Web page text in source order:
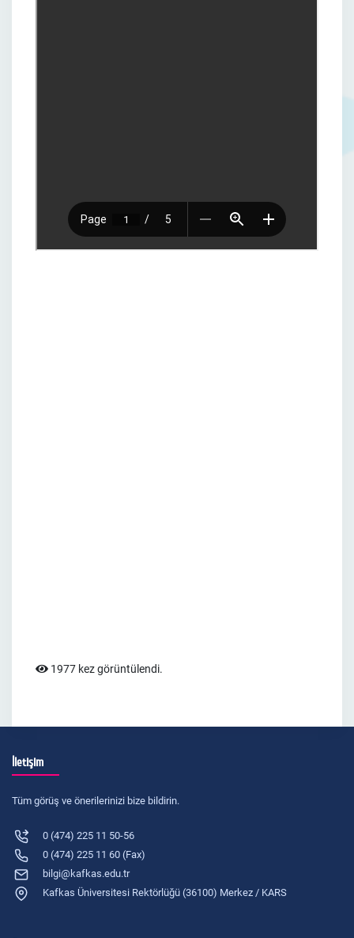
1977 kez görüntülendi.
İletişim
Tüm görüş ve önerilerinizi bize bildirin.
0 (474) 225 11 50-56
0 (474) 225 11 60 (Fax)
bilgi@kafkas.edu.tr
Kafkas Üniversitesi Rektörlüğü (36100) Merkez / KARS